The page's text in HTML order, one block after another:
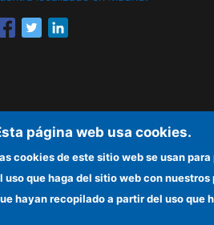
página web usa cookies.
cookies de este sitio web se usan
uso que haga del sitio web con
hayan recopilado a partir del uso que